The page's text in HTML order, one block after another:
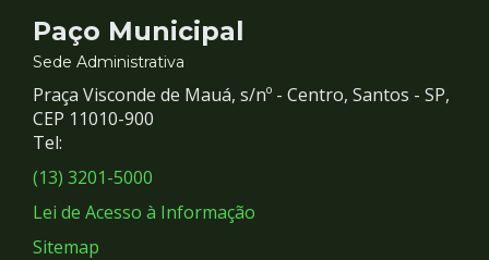
Contato
e
Redes
Sociais
Paço Municipal
Sede Administrativa
Praça Visconde de Mauá, s/nº - Centro, Santos - SP,
CEP 11010-900
Tel:
(13) 3201-5000
Lei de Acesso à Informação
Sitemap